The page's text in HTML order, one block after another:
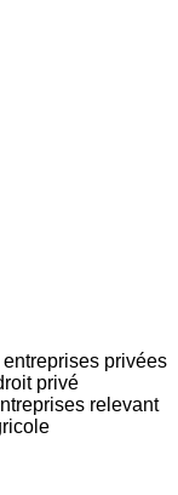
privées
privé
relevant